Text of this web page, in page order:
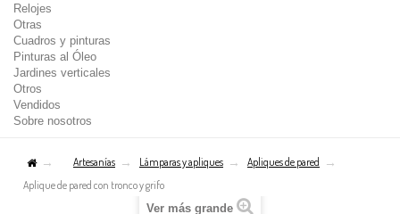
Relojes
Otras
Cuadros y pinturas
Pinturas al Óleo
Jardines verticales
Otros
Vendidos
Sobre nosotros
Artesanías Lámparas y apliques
Apliques de pared
Aplique de pared con tronco y grifo
Ver más grande